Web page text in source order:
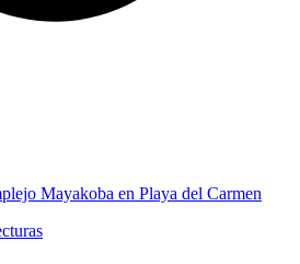
Mayakoba en Playa del Carmen